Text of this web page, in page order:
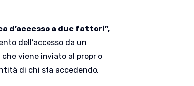
d’accesso a due fattori”,
dell’accesso da un
viene inviato al proprio
di chi sta accedendo.